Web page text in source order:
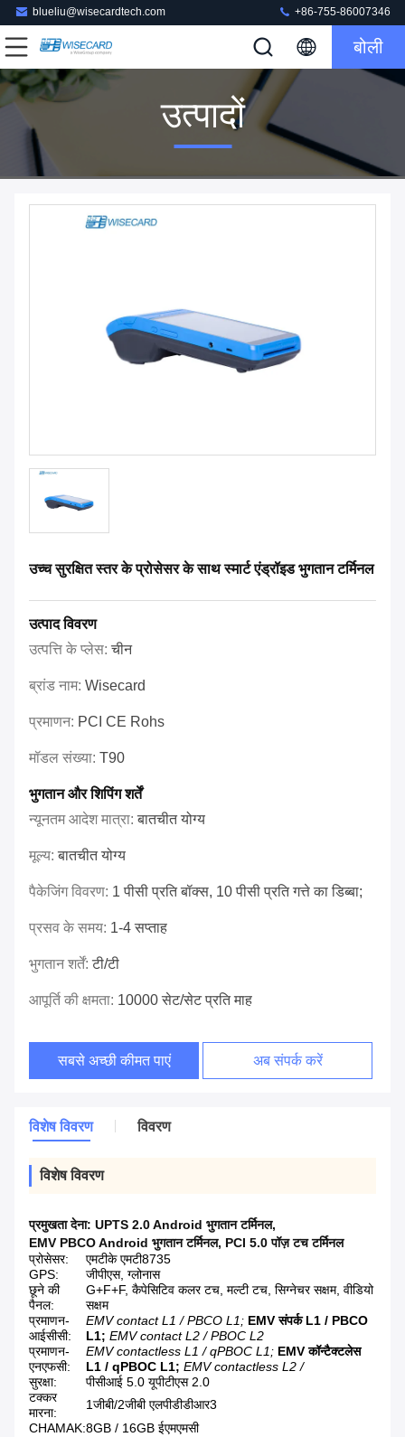
blueliu@wisecardtech.com +86-755-86007346
बोली
उत्पादों
उच्च सुरक्षित स्तर के प्रोसेसर के साथ स्मार्ट एंड्रॉइड भुगतान टर्मिनल
उत्पाद विवरण
उत्पत्ति के प्लेस:चीन
ब्रांड नाम: Wisecard
प्रमाणन: PCI CE Rohs
मॉडल संख्या: T90
भुगतान और शिपिंग शर्तें
न्यूनतम आदेश मात्रा:बातचीत योग्य
मूल्य:बातचीत योग्य
पैकेजिंग विवरण: 1 पीसी प्रति बॉक्स, 10 पीसी प्रति गत्ते का डिब्बा;
प्रसव के समय: 1-4 सप्ताह
भुगतान शर्तें:टी/टी
आपूर्ति की क्षमता: 10000 सेट/सेट प्रति माह
सबसे अच्छी कीमत पाएं अब संपर्क करें
विशेष विवरण विवरण
विशेष विवरण
प्रमुखता देना: UPTS 2.0 Android भुगतान टर्मिनल,
EMV PBCO Android भुगतान टर्मिनल, PCI 5.0 पॉज़ टच टर्मिनल
प्रोसेसर:
एमटीके एमटी8735
GPS:
जीपीएस, ग्लोनास
छूने की
पैनल:
G+F+F, कैपेसिटिव कलर टच, मल्टी टच, सिग्नेचर सक्षम, वीडियो
सक्षम
प्रमाणन-
आईसीसी:
EMV contact L1 / PBCO L1; EMV संपर्क L1 / PBCO
L1; EMV contact L2 / PBOC L2
प्रमाणन-
एनएफसी:
EMV contactless L1 / qPBOC L1; EMV कॉन्टैक्टलेस
L1 / qPBOC L1; EMV contactless L2 /
सुरक्षा:
पीसीआई 5.0 यूपीटीएस 2.0
टक्कर
मारना:
1जीबी/2जीबी एलपीडीडीआर3
CHAMAK:8GB / 16GB ईएमएमसी